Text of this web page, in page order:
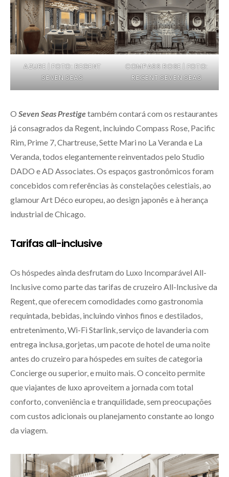
AZURE | FOTO: REGENT
SEVEN SEAS
COMPASS ROSE | FOTO:
REGENT SEVEN SEAS
O Seven Seas Prestigetambém contará com os restaurantes
já consagrados da Regent, incluindo Compass Rose, Pacific
Rim, Prime 7, Chartreuse, Sette Mari no La Veranda e La
Veranda, todos elegantemente reinventados pelo Studio
DADO e AD Associates. Os espaços gastronômicos foram
concebidos com referências às constelações celestiais, ao
glamour Art Déco europeu, ao design japonês e à herança
industrial de Chicago.
Tarifas all-inclusive
Os hóspedes ainda desfrutam do Luxo Incomparável All-
Inclusive como parte das tarifas de cruzeiro All-Inclusive da
Regent, que oferecem comodidades como gastronomia
requintada, bebidas, incluindo vinhos finos e destilados,
entretenimento, Wi-Fi Starlink, serviço de lavanderia com
entrega inclusa, gorjetas, um pacote de hotel de uma noite
antes do cruzeiro para hóspedes em suítes de categoria
Concierge ou superior, e muito mais. O conceito permite
que viajantes de luxo aproveitem a jornada com total
conforto, conveniência e tranquilidade, sem preocupações
com custos adicionais ou planejamento constante ao longo
da viagem.